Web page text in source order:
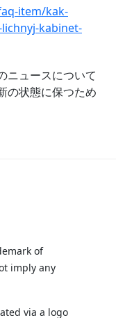
item/kak-
kabinet-
ニュースについて
の状態に保つため
of
imply any
via a logo